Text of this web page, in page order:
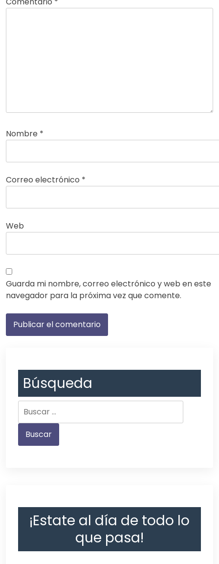
Nombre *
Correo electrónico *
Web
Guarda mi nombre, correo electrónico y web en este
navegador para la próxima vez que comente.
Búsqueda
¡Estate al día de todo lo
que pasa!